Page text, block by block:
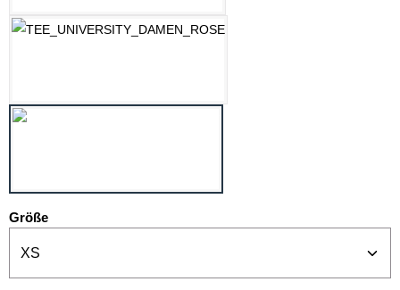
Größeauswählen